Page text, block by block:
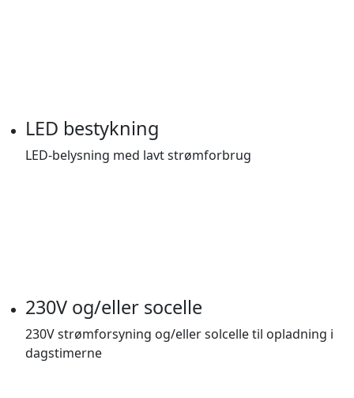
LED bestykning
LED-belysning med lavt strømforbrug
230V og/eller socelle
230V strømforsyning og/eller solcelle til opladning i
dagstimerne